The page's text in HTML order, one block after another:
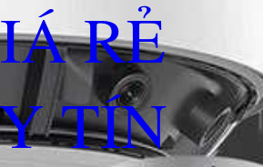
RẺ
TÍN